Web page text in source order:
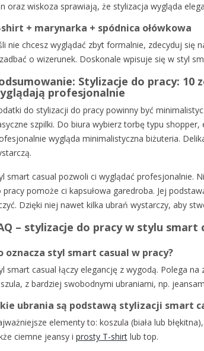
oraz wiskoza sprawiają, że stylizacja wygląda
+ marynarka + spódnica ołówkowa
nie chcesz wyglądać zbyt formalnie, zdecyduj się
o wizerunek. Doskonale wpisuje się w styl
Stylizacje do pracy: 10
profesjonalnie
do stylizacji do pracy powinny być
szpilki. Do biura wybierz torbę typu
wygląda minimalistyczna biżuteria.
smart casual pozwoli ci wyglądać profesjonalnie.
pracy pomoże ci kapsułowa garedroba. Jej
Dzięki niej nawet kilka ubrań wystarczy, aby
– stylizacje do pracy w stylu smart
oznacza styl smart casual w pracy?
smart casual łączy elegancję z wygodą. Polega
z bardziej swobodnymi ubraniami, np.
ubrania są podstawą stylizacji smart
elementy to: koszula (biała lub
ciemne jeansy i prosty T-shirtlub top.